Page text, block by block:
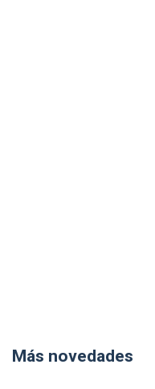
Más novedades